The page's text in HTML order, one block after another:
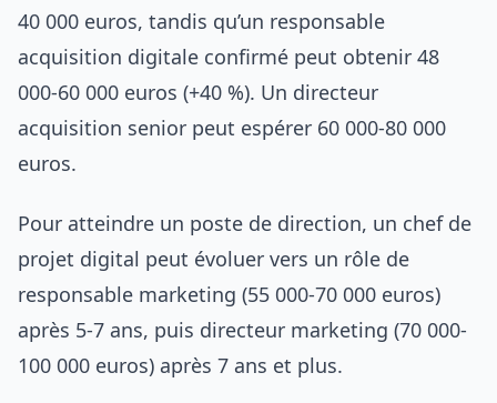
40 000 euros, tandis qu’un responsable
acquisition digitale confirmé peut obtenir 48
000-60 000 euros (+40 %). Un directeur
acquisition senior peut espérer 60 000-80 000
euros.
Pour atteindre un poste de direction, un chef de
projet digital peut évoluer vers un rôle de
responsable marketing (55 000-70 000 euros)
après 5-7 ans, puis directeur marketing (70 000-
100 000 euros) après 7 ans et plus.